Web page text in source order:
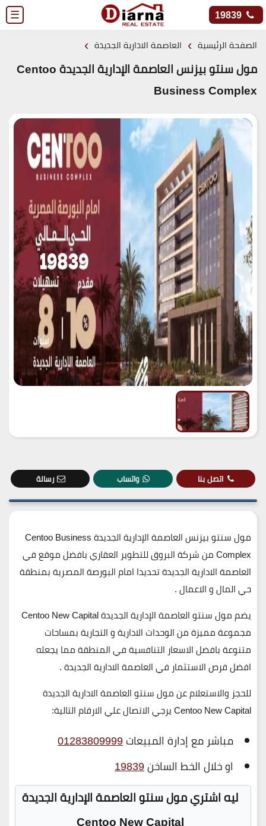
☰ 19839
الصفحة الرئيسية › العاصمة الادارية الجديدة ›
مول سنتو بيزنس العاصمة الإدارية الجديدة Centoo
Business Complex
اتصل بنا واتساب رسالة
مول سنتو بيزنس العاصمة الإدارية الجديدة Centoo Business
Complex من شركة البروق للتطوير العقاري بافضل موقع في
العاصمة الادارية الجديدة تحديدا امام البورصة المصرية بمنطقة
حي المال و الاعمال .
يضم مول سنتو العاصمة الإدارية الجديدة Centoo New Capital
مجموعة مميزة من الوحدات الادارية و التجارية بمساحات
متنوعة بافضل الاسعار التنافسية في المنطقة مما يجعله
افضل فرص الاستثمار في العاصمة الادارية الجديدة .
للحجز والاستعلام عن مول سنتو العاصمة الادارية الجديدة
Centoo New Capital يرجي الاتصال علي الارقام التالية
:
مباشر مع إدارة المبيعات01283809999
او خلال الخط الساخن19839
ليه اشتري مول سنتو العاصمة الإدارية الجديدة